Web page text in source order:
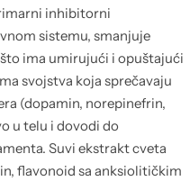
inhibitorni
sistemu, smanjuje
ima umirujući i opuštajući
svojstva koja sprečavaju
(dopamin, norepinefrin,
u telu i dovodi do
Suvi ekstrakt cveta
flavonoid sa anksiolitičkim